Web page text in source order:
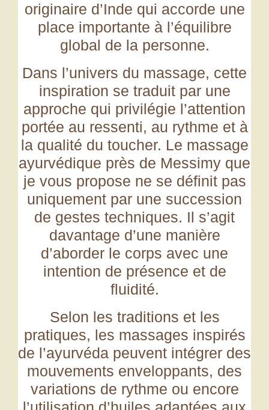
originaire d’Inde qui accorde une
place importante à l’équilibre
global de la personne.
Dans l’univers du massage, cette
inspiration se traduit par une
approche qui privilégie l’attention
portée au ressenti, au rythme et à
la qualité du toucher. Le massage
ayurvédique près de Messimy que
je vous propose ne se définit pas
uniquement par une succession
de gestes techniques. Il s’agit
davantage d’une manière
d’aborder le corps avec une
intention de présence et de
fluidité.
Selon les traditions et les
pratiques, les massages inspirés
de l’ayurvéda peuvent intégrer des
mouvements enveloppants, des
variations de rythme ou encore